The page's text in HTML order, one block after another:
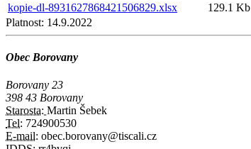
kopie-dl-8931627868421506829.xlsx
129.1 Kb
Platnost: 14.9.2022
Obec Borovany
Borovany 23
398 43 Borovany
Starosta: Martin Šebek
Tel: 724900530
E-mail: obec.borovany@tiscali.cz